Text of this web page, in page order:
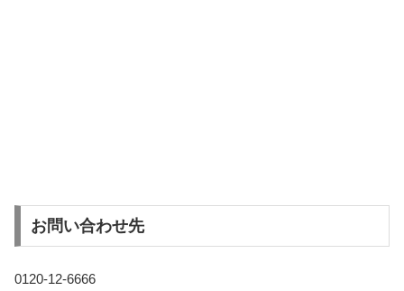
お問い合わせ先
0120-12-6666